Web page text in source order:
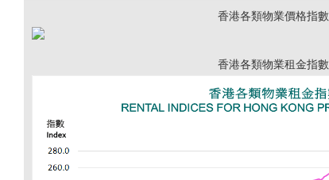
香港各類物業價格指數
香港各類物業租金指數